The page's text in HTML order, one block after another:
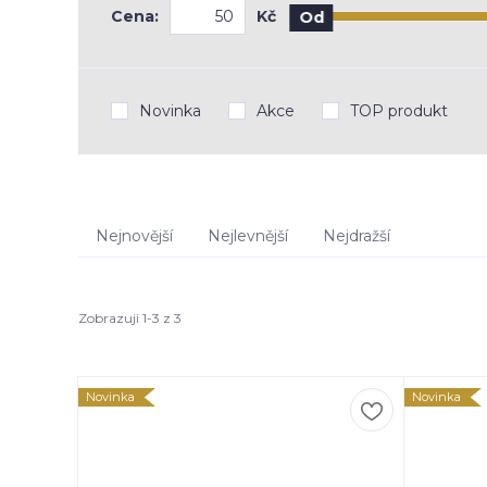
Cena: Kč Od
Novinka Akce TOP produkt
Nejnovější Nejlevnější Nejdražší
Zobrazuji 1-3 z 3
Novinka Novinka